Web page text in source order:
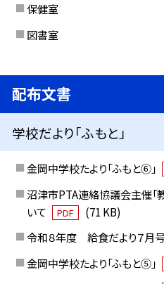
保健室
図書室
配布文書
学校だより「ふもと」
金岡中学校たより「ふもと⑥」
沼津市PTA連絡協議会主催「
いて
PDF
(71 KB)
令和８年度 給食だより７月
金岡中学校たより「ふもと⑤」